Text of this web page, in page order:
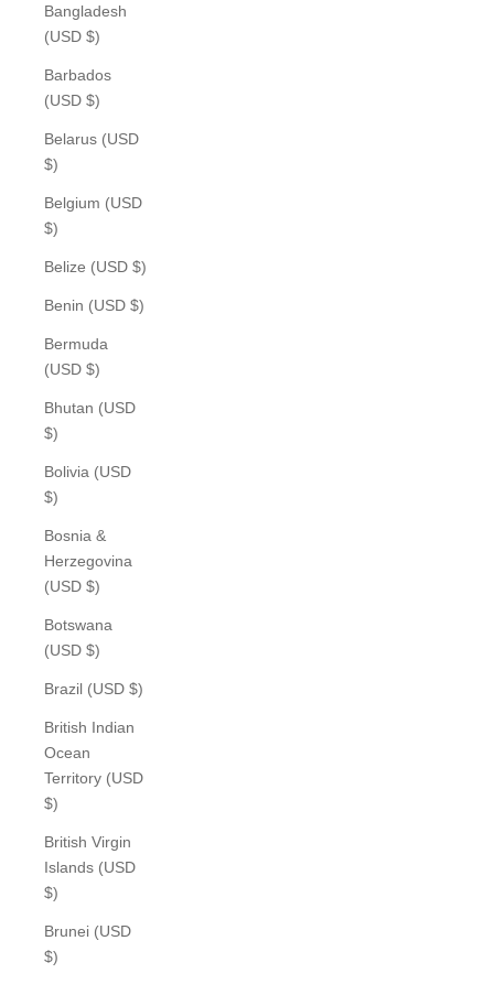
Bangladesh
(USD $)
Barbados
(USD $)
Belarus (USD
$)
Belgium (USD
$)
Belize (USD $)
Benin (USD $)
Bermuda
(USD $)
Bhutan (USD
$)
Bolivia (USD
$)
Bosnia &
Herzegovina
(USD $)
Botswana
(USD $)
Brazil (USD $)
British Indian
Ocean
Territory (USD
$)
British Virgin
Islands (USD
$)
Brunei (USD
$)